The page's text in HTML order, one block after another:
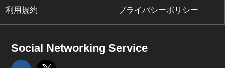
利用規約 プライバシーポリシー
Social Networking Service